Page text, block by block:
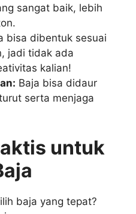
sangat baik, lebih
bisa dibentuk sesuai
jadi tidak ada
kalian!
Baja bisa didaur
serta menjaga
untuk
baja yang tepat?